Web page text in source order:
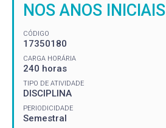
NOS ANOS INICIAIS
CÓDIGO
17350180
CARGA HORÁRIA
240 horas
TIPO DE ATIVIDADE
DISCIPLINA
PERIODICIDADE
Semestral